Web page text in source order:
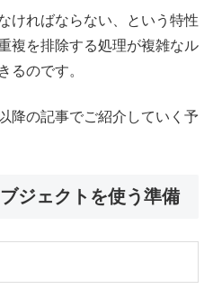
ければならない、という特性
複を排除する処理が複雑なル
るのです。
降の記事でご紹介していく予
ジェクトを使う準備